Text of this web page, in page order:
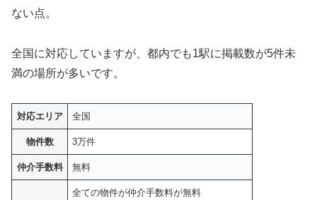
ない点。
全国に対応していますが、都内でも1駅に掲載数が5件未
満の場所が多いです。
対応エリア 全国
物件数 3万件
仲介手数料 無料
全ての物件が仲介手数料が無料